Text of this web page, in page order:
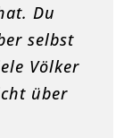
Du
selbst
Völker
über